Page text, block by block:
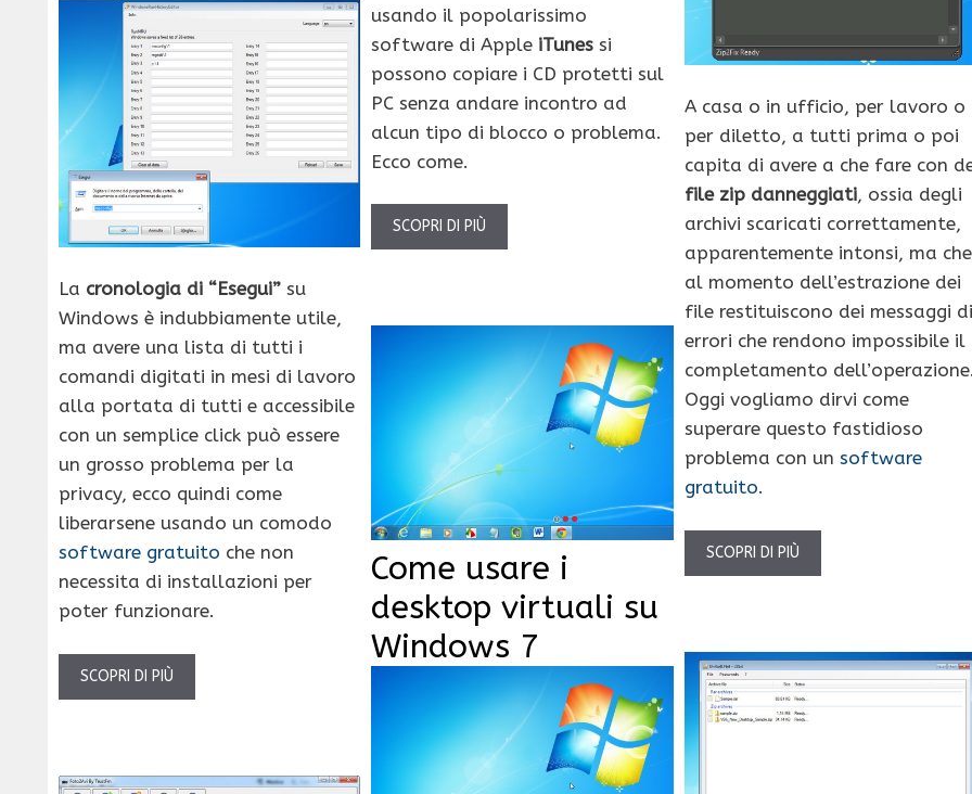
usando il popolarissimo
software di Apple iTunes si
possono copiare i CD protetti sul
PC senza andare incontro ad
alcun tipo di blocco o problema.
Ecco come.
SCOPRI DI PIÙ
A casa o in ufficio, per lavoro o
per diletto, a tutti prima o poi
capita di avere a che fare con
file zip danneggiati, ossia degli
archivi scaricati correttamente,
apparentemente intonsi, ma che
al momento dell’estrazione dei
file restituiscono dei messaggi di
errori che rendono impossibile il
completamento
Oggi vogliamo dirvi come
superare questo fastidioso
problema con un software
gratuito.
SCOPRI DI PIÙ
La cronologia di “Esegui” su
Windows è indubbiamente utile,
ma avere una lista di tutti i
comandi digitati in mesi di lavoro
alla portata di tutti e accessibile
con un semplice click può essere
un grosso problema per la
privacy, ecco quindi come
liberarsene usando un comodo
software gratuito che non
necessita di installazioni per
poter funzionare.
SCOPRI DI PIÙ
Come usare i
desktop virtuali su
Windows 7